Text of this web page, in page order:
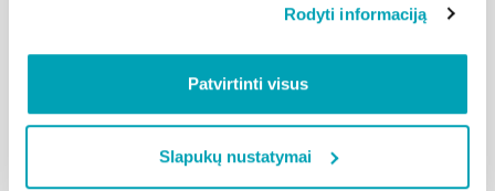
Rodyti informaciją
Patvirtinti visus
Slapukų nustatymai
" loading="lazy"/>
Kalba Klaipėda 2026-08-03